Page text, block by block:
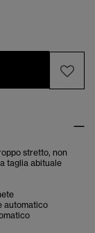
stretto, non
taglia abituale
automatico